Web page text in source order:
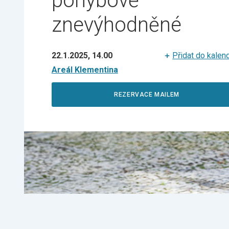
znevýhodněné
22.1.2025, 14.00
Přidat do
Areál Klementina
REZERVACE MAILEM